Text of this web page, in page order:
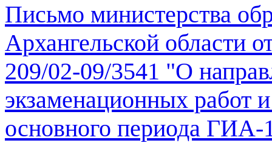
Письмо министерства
Архангельской области
209/02-09/3541 "О
экзаменационных работ
основного периода